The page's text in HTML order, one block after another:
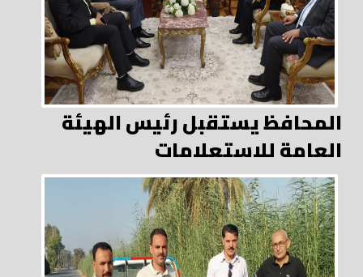
المحافظ يستقبل رئيس الهيئة
العامة للاستعلامات